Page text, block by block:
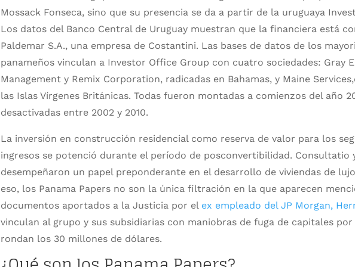
Mossack Fonseca, sino que su presencia se da a partir de la uruguaya
Los datos del Banco Central de Uruguay muestran que la financiera está
Paldemar S.A., una empresa de Costantini. Las bases de datos de los
panameños vinculan a Investor Office Group con cuatro sociedades: Gray
Management y Remix Corporation, radicadas en Bahamas, y Maine
las Islas Vírgenes Británicas. Todas fueron montadas a comienzos del año
desactivadas entre 2002 y 2010.
La inversión en construcción residencial como reserva de valor para los
ingresos se potenció durante el período de posconvertibilidad. Consultatio
desempeñaron un papel preponderante en el desarrollo de viviendas de
eso, los Panama Papers no son la única filtración en la que aparecen
documentos aportados a la Justicia por el ex empleado del JP Morgan,
vinculan al grupo y sus subsidiarias con maniobras de fuga de capitales
rondan los 30 millones de dólares.